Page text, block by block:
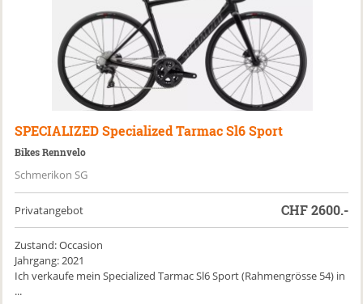
SPECIALIZED Specialized Tarmac Sl6 Sport
Bikes Rennvelo
Schmerikon SG
Privatangebot CHF2600.-
Zustand: Occasion
Jahrgang: 2021
Ich verkaufe mein Specialized Tarmac Sl6 Sport (Rahmengrösse 54) in
...